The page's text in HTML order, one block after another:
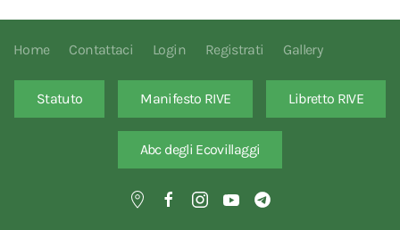
Home Contattaci Login Registrati Gallery
Statuto Manifesto RIVE Libretto RIVE
Abc degli Ecovillaggi